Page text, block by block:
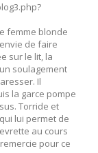
femme blonde
de faire
sur le lit, la
soulagement
Il
la garce pompe
Torride et
lui permet de
au cours
pour ce